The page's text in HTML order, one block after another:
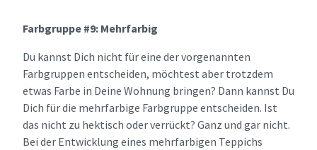
Farbgruppe #9: Mehrfarbig
Du kannst Dich nicht für eine der vorgenannten
Farbgruppen entscheiden, möchtest aber trotzdem
etwas Farbe in Deine Wohnung bringen? Dann kannst Du
Dich für die mehrfarbige Farbgruppe entscheiden. Ist
das nicht zu hektisch oder verrückt? Ganz und gar nicht.
Bei der Entwicklung eines mehrfarbigen Teppichs